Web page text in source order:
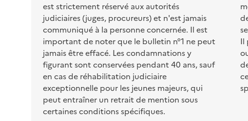
est strictement réservé aux autorités
judiciaires (juges, procureurs) et n'est jamais
communiqué à la personne concernée. Il est
important de noter que le bulletin n°1 ne peut
jamais être effacé. Les condamnations y
figurant sont conservées pendant 40 ans, sauf
en cas de réhabilitation judiciaire
exceptionnelle pour les jeunes majeurs, qui
peut entraîner un retrait de mention sous
certaines conditions spécifiques.
Il